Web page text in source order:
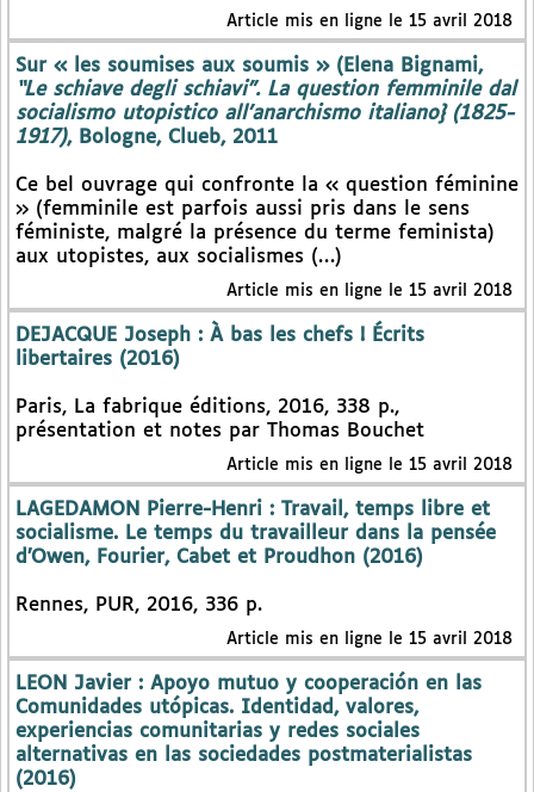
Article mis en ligne le 15 avril 2018
Sur « les soumises aux soumis » (Elena Bignami,
“Le schiave degli schiavi”. La question femminile dal
socialismo utopistico all’anarchismo italiano} (1825-
1917), Bologne, Clueb, 2011
Ce bel ouvrage qui confronte la « question féminine
» (femminile est parfois aussi pris dans le sens
féministe, malgré la présence du terme feminista)
aux utopistes, aux socialismes (…)
Article mis en ligne le 15 avril 2018
DEJACQUE Joseph : À bas les chefs ! Écrits
libertaires (2016)
Paris, La fabrique éditions, 2016, 338 p.,
présentation et notes par Thomas Bouchet
Article mis en ligne le 15 avril 2018
LAGEDAMON Pierre-Henri : Travail, temps libre et
socialisme. Le temps du travailleur dans la pensée
d’Owen, Fourier, Cabet et Proudhon (2016)
Rennes, PUR, 2016, 336 p.
Article mis en ligne le 15 avril 2018
LEON Javier : Apoyo mutuo y cooperación en las
Comunidades utópicas. Identidad, valores,
experiencias comunitarias y redes sociales
alternativas en las sociedades postmaterialistas
(2016)